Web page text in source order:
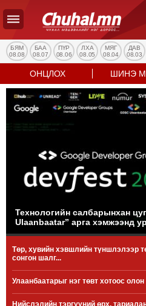
УЛС
ТӨР
НИЙГЭМ
ЗАСАГ
ЭРҮҮЛ
МЭНД
БОЛОВСРОЛ
ENTERTAINMENT
БИЗНЕС
МЭДЭЭ
НИЙСЛЭЛ
ТАНИН
МЭДЭХҮЙ
ТЕХНОЛОГИ
БЯМ
08.08
БАА
08.07
ПҮР
08.06
ЛХА
08.05
МЯГ
08.04
ДАВ
08.03
ОНЦЛОХ ШИНЭ
Технологийн салбарынхан
Ulaanbaatar” арга хэмжээнд
Төр, хувийн хэвшлийн түншлэлээр
сонгон шалг...
Улаанбаатарыг нэг төвт хотоос